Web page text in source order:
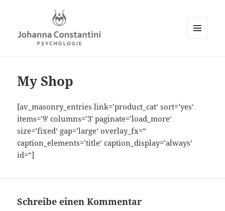
My Shop
[av_masonry_entries link=’product_cat‘ sort=’yes‘
items=’9′ columns=’3′ paginate=’load_more‘
size=’fixed‘ gap=’large‘ overlay_fx=“
caption_elements=’title‘ caption_display=’always‘
id=“]
Schreibe einen Kommentar